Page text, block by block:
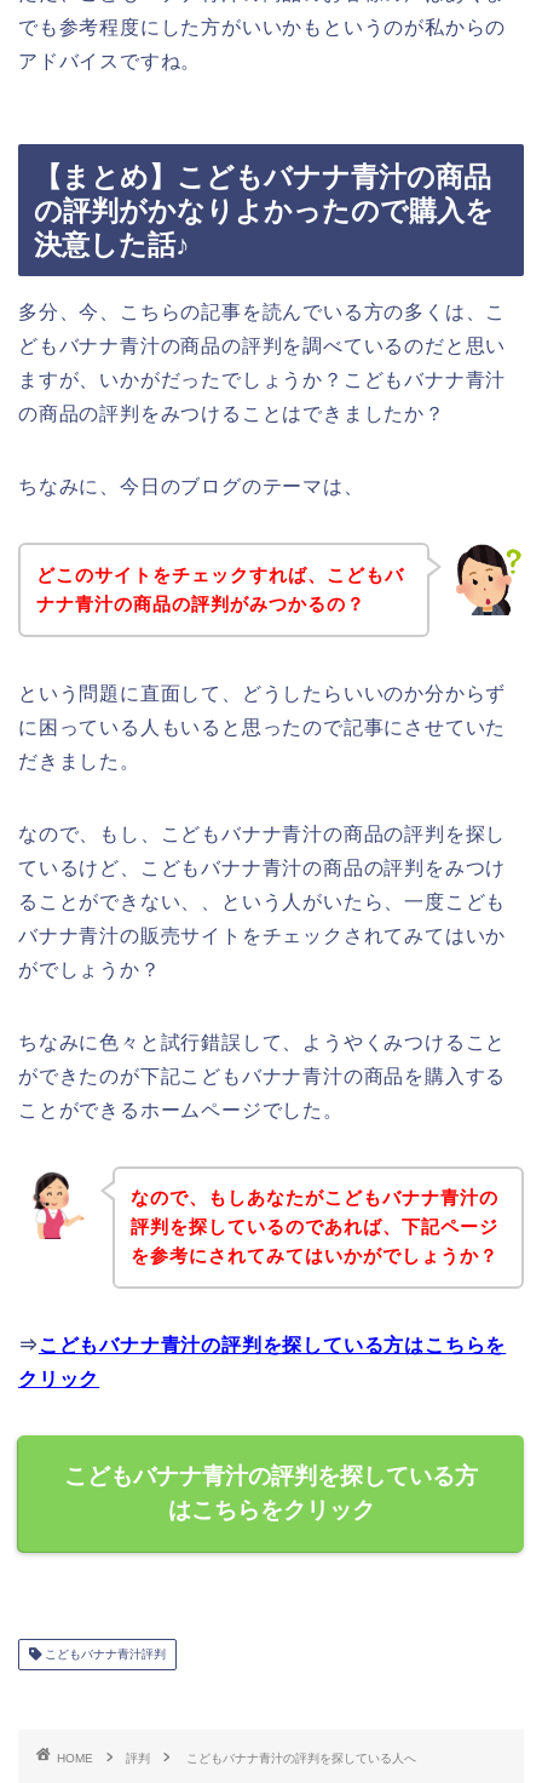
でも参考程度にした方がいいかもというのが私からの
アドバイスですね。
【まとめ】こどもバナナ青汁の商品
の評判がかなりよかったので購入を
決意した話♪
多分、今、こちらの記事を読んでいる方の多くは、こ
どもバナナ青汁の商品の評判を調べているのだと思い
ますが、いかがだったでしょうか？こどもバナナ青汁
の商品の評判をみつけることはできましたか？
ちなみに、今日のブログのテーマは、
どこのサイトをチェックすれば、こどもバ
ナナ青汁の商品の評判がみつかるの？
という問題に直面して、どうしたらいいのか分からず
に困っている人もいると思ったので記事にさせていた
だきました。
なので、もし、こどもバナナ青汁の商品の評判を探し
ているけど、こどもバナナ青汁の商品の評判をみつけ
ることができない、、という人がいたら、一度こども
バナナ青汁の販売サイトをチェックされてみてはいか
がでしょうか？
ちなみに色々と試行錯誤して、ようやくみつけること
ができたのが下記こどもバナナ青汁の商品を購入する
ことができるホームページでした。
なので、もしあなたがこどもバナナ青汁の
評判を探しているのであれば、下記ページ
を参考にされてみてはいかがでしょうか？
⇒ こどもバナナ青汁の評判を探している方はこちらを
クリック
こどもバナナ青汁の評判を探している方
はこちらをクリック
こどもバナナ青汁評判
HOME 評判 こどもバナナ青汁の評判を探している人へ